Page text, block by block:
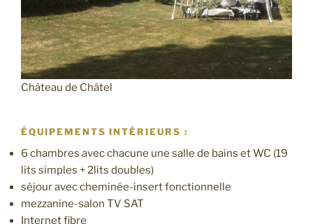
Château de Châtel
ÉQUIPEMENTS INTÉRIEURS :
6 chambres avec chacune une salle de bains et WC (19
lits simples + 2lits doubles)
séjour avec cheminée-insert fonctionnelle
mezzanine-salon TV SAT
Internet fibre